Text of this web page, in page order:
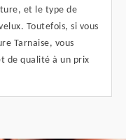
et le type de
Toutefois, si vous
Tarnaise, vous
de qualité à un prix